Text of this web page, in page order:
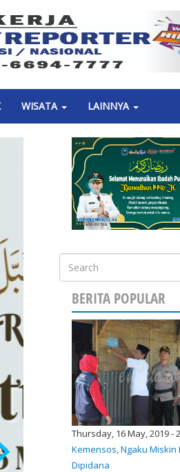
WISATA LAINNYA
Search
BERITA POPULAR
Thursday, 16 May, 2019 -
Kemensos, Ngaku Miskin
Dipidana